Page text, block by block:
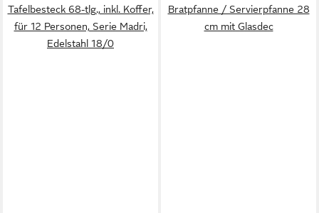
Tafelbesteck 68-tlg., inkl. Koffer,
für 12 Personen, Serie Madri,
Edelstahl 18/0
Bratpfanne / Servierpfanne 28
cm mit Glasdec